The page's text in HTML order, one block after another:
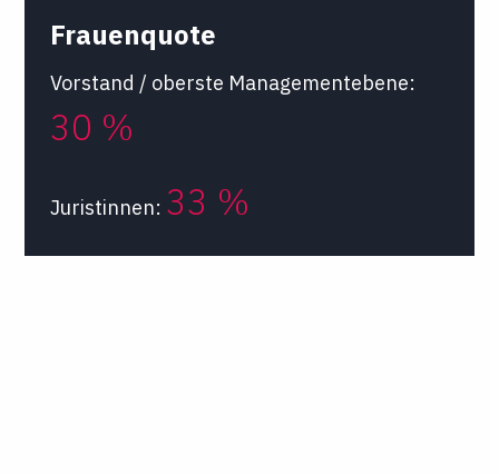
Frauenquote
Vorstand / oberste Managementebene:
30 %
Juristinnen: 33 %